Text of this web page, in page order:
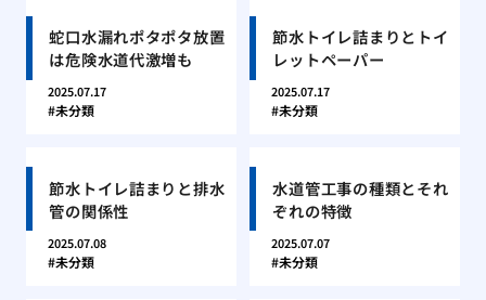
蛇口水漏れポタポタ放置
は危険水道代激増も
2025.07.17
未分類
節水トイレ詰まりとトイ
レットペーパー
2025.07.17
未分類
節水トイレ詰まりと排水
管の関係性
2025.07.08
未分類
水道管工事の種類とそれ
ぞれの特徴
2025.07.07
未分類